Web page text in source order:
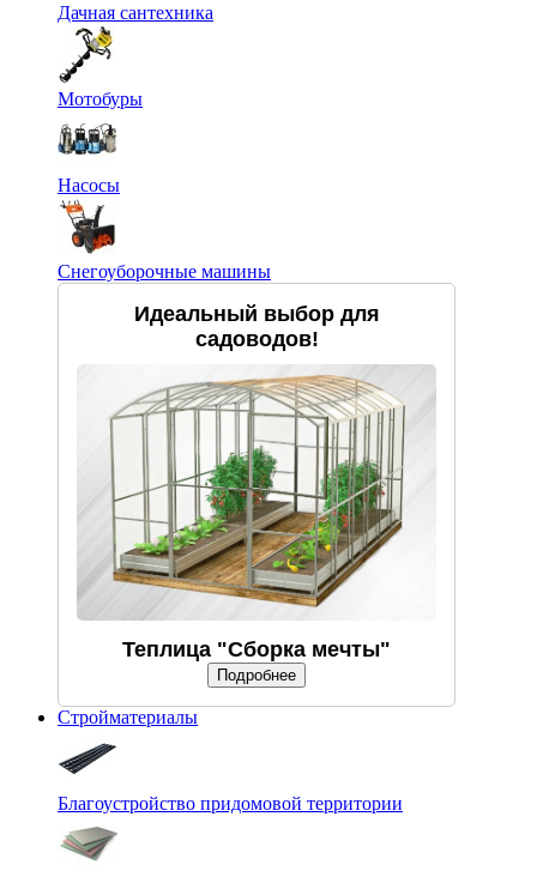
Дачная сантехника
Мотобуры
Насосы
Снегоуборочные машины
Идеальный выбор для
садоводов!
Теплица "Сборка мечты"
Подробнее
Стройматериалы
Благоустройство придомовой территории